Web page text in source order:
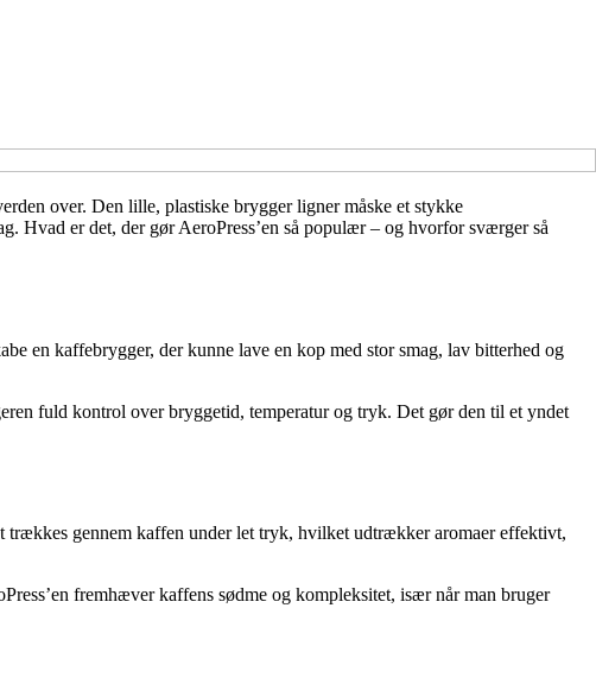
over. Den lille, plastiske brygger ligner måske et stykke
Hvad er det, der gør AeroPress’en så populær – og hvorfor sværger så
en kaffebrygger, der kunne lave en kop med stor smag, lav bitterhed og
fuld kontrol over bryggetid, temperatur og tryk. Det gør den til et yndet
trækkes gennem kaffen under let tryk, hvilket udtrækker aromaer effektivt,
fremhæver kaffens sødme og kompleksitet, især når man bruger